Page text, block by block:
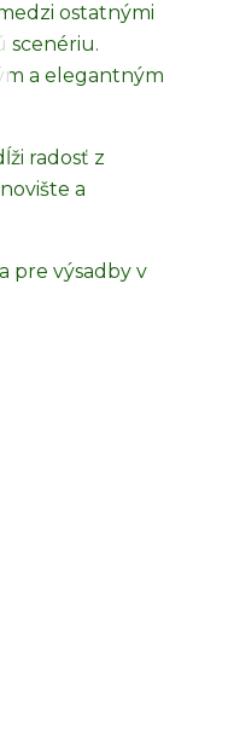
ostatnými
scenériu.
a elegantným
radosť z
a
pre výsadby v